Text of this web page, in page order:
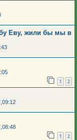
Еву, жили бы мы в
1 2
1 2